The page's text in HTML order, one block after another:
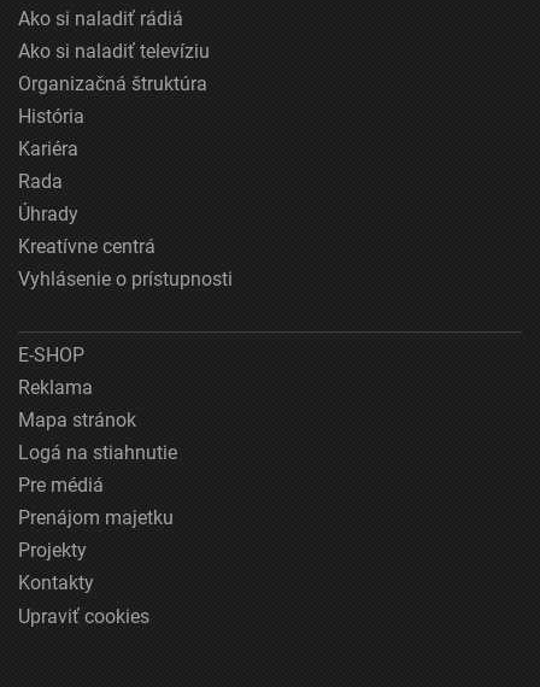
Ako si naladiť rádiá
Ako si naladiť televíziu
Organizačná štruktúra
História
Kariéra
Rada
Úhrady
Kreatívne centrá
Vyhlásenie o prístupnosti
E-SHOP
Reklama
Mapa stránok
Logá na stiahnutie
Pre médiá
Prenájom majetku
Projekty
Kontakty
Upraviť cookies